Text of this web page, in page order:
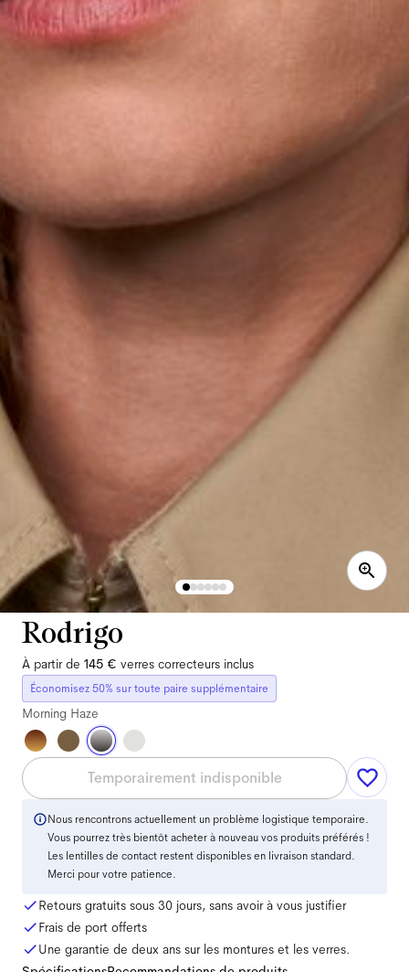
Rodrigo
À partir de 145 € verres correcteurs inclus
Économisez 50% sur toute paire supplémentaire
Morning Haze
Temporairement indisponible
Nous rencontrons actuellement un problème logistique temporaire.
Vous pourrez très bientôt acheter à nouveau vos produits préférés !
Les lentilles de contact restent disponibles en livraison standard.
Merci pour votre patience.
Retours gratuits sous 30 jours, sans avoir à vous justifier
Frais de port offerts
Une garantie de deux ans sur les montures et les verres.